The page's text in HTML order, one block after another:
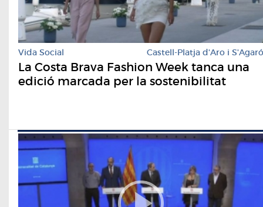
Vida Social Castell-Platja d'Aro i S'Agaró
La Costa Brava Fashion Week tanca una
edició marcada per la sostenibilitat